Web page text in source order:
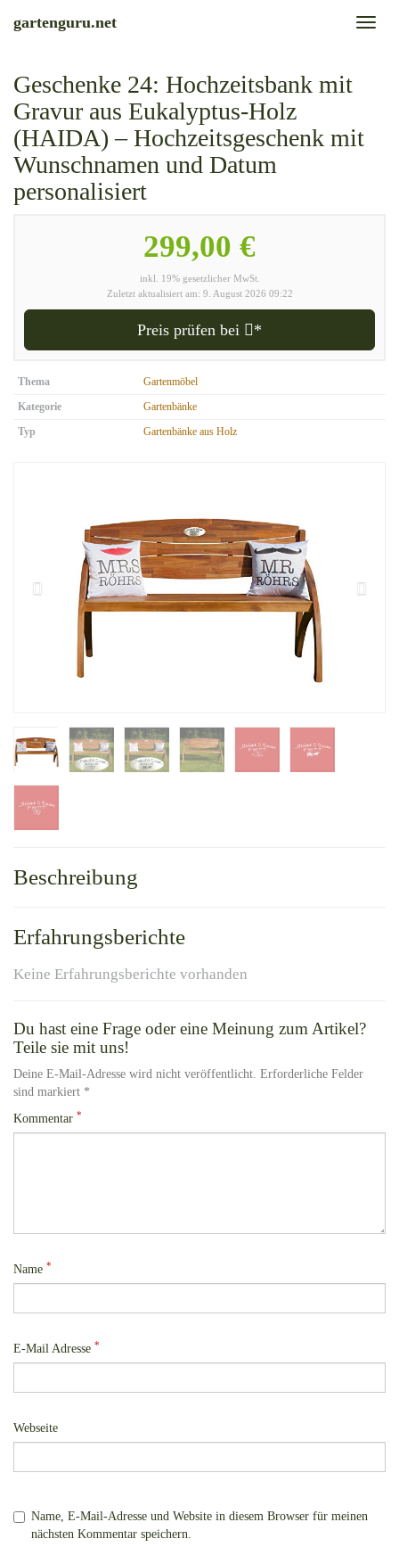
Toggle
gartenguru.net
Geschenke 24: Hochzeitsbank mit
Gravur aus Eukalyptus-Holz
(HAIDA) – Hochzeitsgeschenk mit
Wunschnamen und Datum
personalisiert
299,00 €
inkl. 19% gesetzlicher MwSt.
Zuletzt aktualisiert am: 9. August 2026 09:22
Preis prüfen bei *
Thema
Gartenmöbel
Kategorie
Gartenbänke
Typ
Gartenbänke aus Holz
Beschreibung
Erfahrungsberichte
Keine Erfahrungsberichte vorhanden
Du hast eine Frage oder eine Meinung zum Artikel?
Teile sie mit uns!
Deine E-Mail-Adresse wird nicht veröffentlicht. Erforderliche Felder
sind markiert *
Kommentar *
Name *
E-Mail Adresse *
Webseite
Name, E-Mail-Adresse und Website in diesem Browser für meinen
nächsten Kommentar speichern.